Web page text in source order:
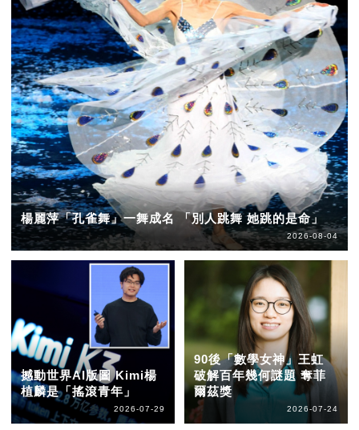
楊麗萍「孔雀舞」一舞成名 「別人跳舞 她跳的是命」
2026-08-04
撼動世界AI版圖 Kimi楊
植麟是「搖滾青年」
2026-07-29
90後「數學女神」王虹
破解百年幾何謎題 奪菲
爾茲獎
2026-07-24